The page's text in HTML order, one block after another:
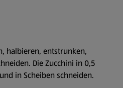
halbieren, entstrunken,
Die Zucchini in 0,5
in Scheiben schneiden.